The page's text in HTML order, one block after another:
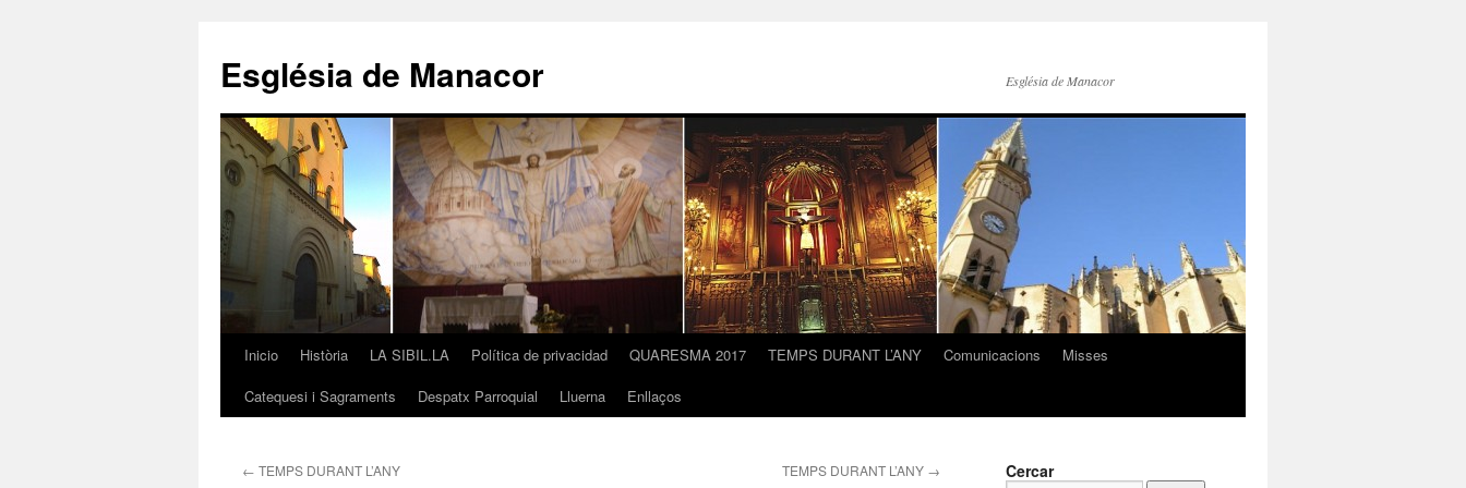
contenido
Església de Manacor Església de Manacor
Inicio Història LA SIBIL.LA Política de privacidad QUARESMA 2017 TEMPS DURANT L’ANY Comunicacions
Misses
Catequesi i Sagraments
Despatx Parroquial Lluerna Enllaços
← TEMPS DURANT L’ANY TEMPS DURANT L’ANY → Cercar